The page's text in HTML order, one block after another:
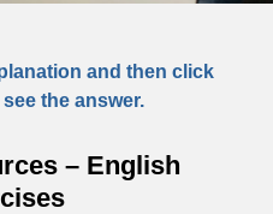
and then click
the answer.
– English